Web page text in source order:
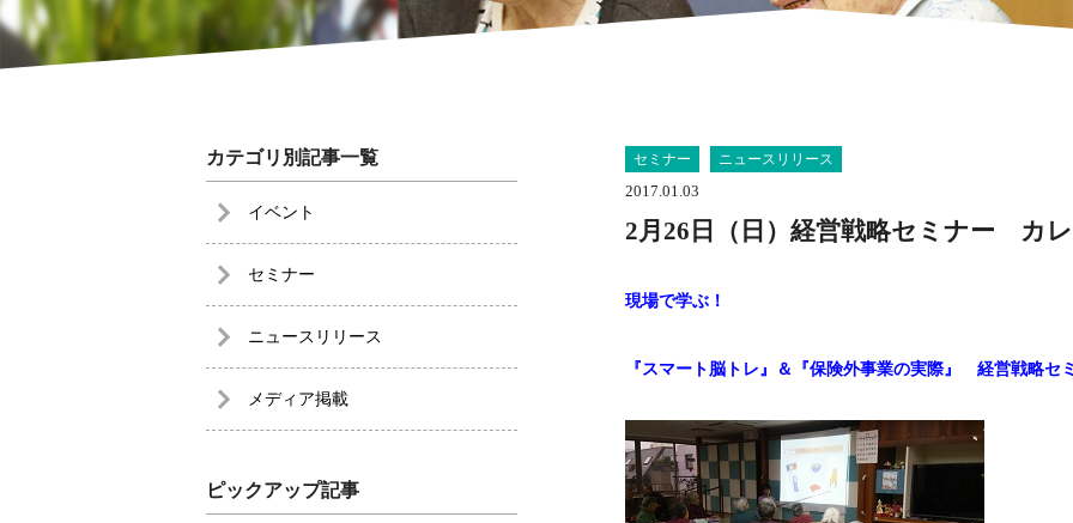
セミナー ニュースリリース
2017.01.03
2月26日（日）経営戦略セミナー カ
現場で学ぶ！
『スマート脳トレ』＆『保険外事業の実際』 経営戦略セ
カテゴリ別記事一覧
イベント
セミナー
ニュースリリース
メディア掲載
ピックアップ記事